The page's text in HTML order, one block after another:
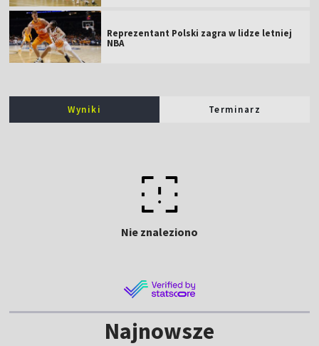
Reprezentant Polski zagra w lidze letniej
NBA
Wyniki Terminarz
Nie znaleziono
Najnowsze